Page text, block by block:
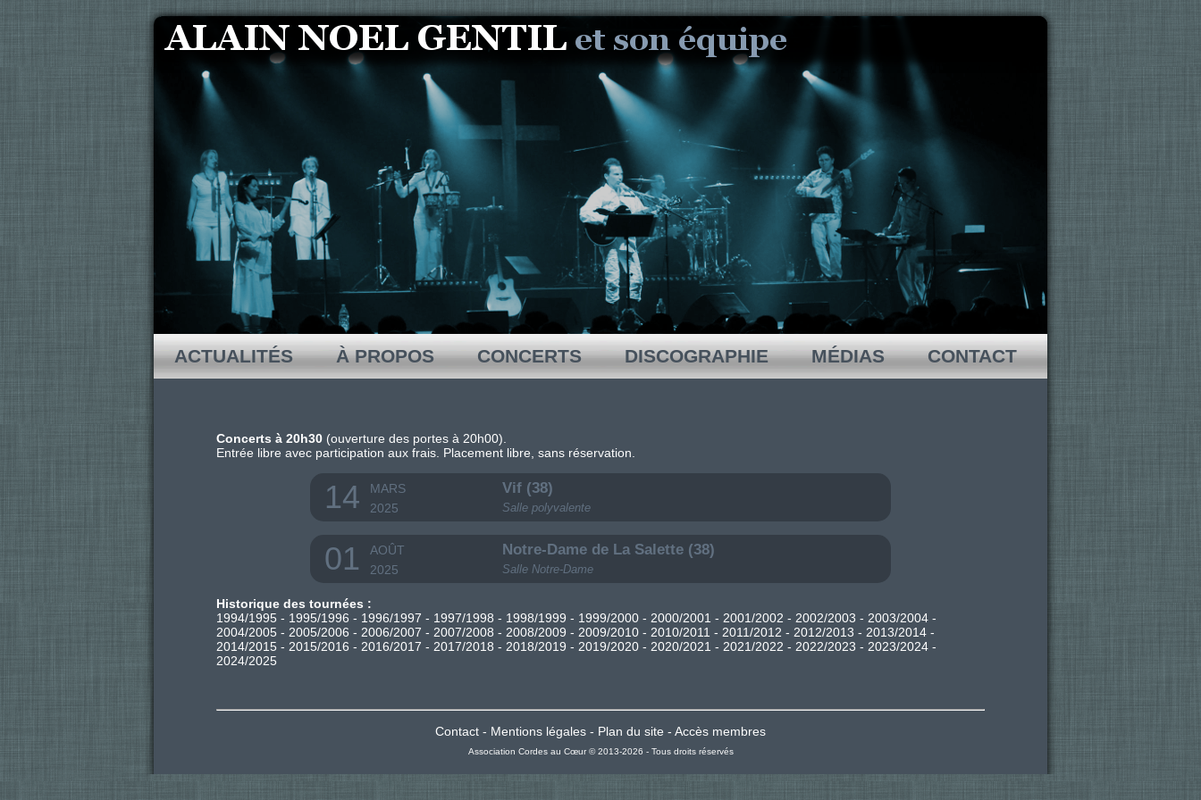
CONTACT
MÉDIAS
DISCOGRAPHIE
CONCERTS
À PROPOS
ACTUALITÉS
Concerts à 20h30 (ouverture des portes à 20h00).
Entrée libre avec participation aux frais. Placement libre, sans réservation.
14 MARS Vif (38)
2025 Salle polyvalente
01 AOÛT Notre-Dame de La Salette (38)
2025 Salle Notre-Dame
Historique des tournées :
1994/1995 - 1995/1996 - 1996/1997 - 1997/1998 - 1998/1999 - 1999/2000 - 2000/2001 - 2001/2002 - 2002/2003 - 2003/2004 -
2004/2005 - 2005/2006 - 2006/2007 - 2007/2008 - 2008/2009 - 2009/2010 - 2010/2011 - 2011/2012 - 2012/2013 - 2013/2014 -
2014/2015 - 2015/2016 - 2016/2017 - 2017/2018 - 2018/2019 - 2019/2020 - 2020/2021 - 2021/2022 - 2022/2023 - 2023/2024 -
2024/2025
Contact - Mentions légales - Plan du site - Accès membres
Association Cordes au Cœur © 2013-2026 - Tous droits réservés